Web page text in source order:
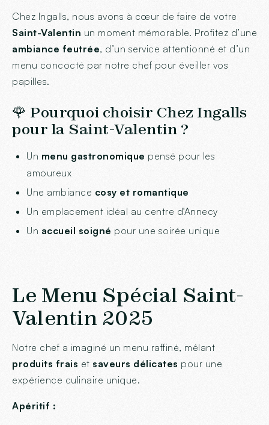
Chez Ingalls, nous avons à cœur de faire de votre
Saint-Valentin un moment mémorable. Profitez d’une
ambiance feutrée, d’un service attentionné et d’un
menu concocté par notre chef pour éveiller vos
papilles.
🌹 Pourquoi choisir Chez Ingalls
pour la Saint-Valentin ?
Un menu gastronomique pensé pour les
amoureux
Une ambiance cosy et romantique
Un emplacement idéal au centre d'Annecy
Un accueil soigné pour une soirée unique
Le Menu Spécial Saint-
Valentin 2025
Notre chef a imaginé un menu raffiné, mêlant
produits frais et saveurs délicates pour une
expérience culinaire unique.
Apéritif :